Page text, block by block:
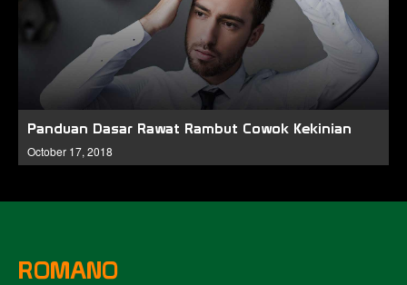
Panduan Dasar Rawat Rambut Cowok Kekinian
October 17, 2018
ROMANO